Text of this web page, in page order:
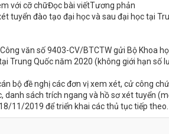
với cỡ chữĐọc bài viếtTương phản
tuyển đào tạo đại học và sau đại học tại
văn số 9403-CV/BTCTW gửi Bộ Khoa
Trung Quốc năm 2020 (không giới hạn số
bộ đề nghị các đơn vị xem xét, cử công
danh sách trích ngang và hồ sơ xét tuyển
11/2019 để triển khai các thủ tục tiếp theo.